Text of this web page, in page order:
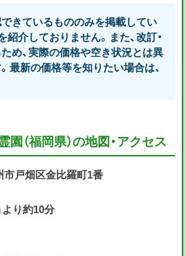
きているもののみを掲載してい
紹介しておりません。また、改訂・
め、実際の価格や空き状況とは異
最新の価格等を知りたい場合は、
（福岡県）の地図・アクセス
市戸畑区金比羅町1番
より約10分